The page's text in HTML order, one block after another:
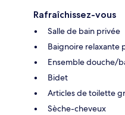
Rafraîchissez-vous
Salle de bain privée
Baignoire relaxante
Ensemble douche/
Bidet
Articles de toilette
Sèche-cheveux